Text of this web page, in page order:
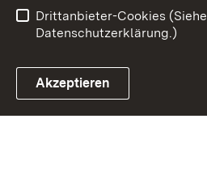
Drittanbieter-Cookies (Siehe
Datenschutzerklärung.)
Akzeptieren